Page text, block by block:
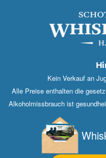
Kein Verkauf an
Alle Preise enthalten die
Alkoholmissbrauch ist